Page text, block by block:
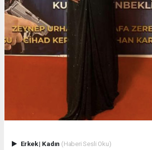
Erkek| Kadın (Haberi Sesli Oku)